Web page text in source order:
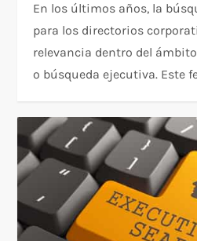
En los últimos años, la
para los directorios
relevancia dentro del
o búsqueda ejecutiva. Este